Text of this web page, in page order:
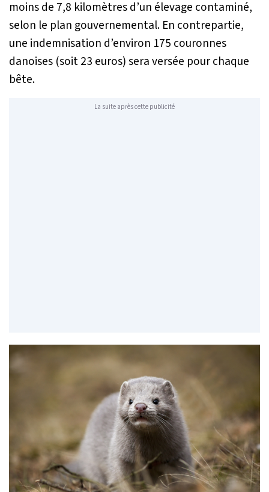
moins de 7,8 kilomètres d’un élevage contaminé,
selon le plan gouvernemental. En contrepartie,
une indemnisation d’environ 175 couronnes
danoises (soit 23 euros) sera versée pour chaque
bête.
La suite après cette publicité